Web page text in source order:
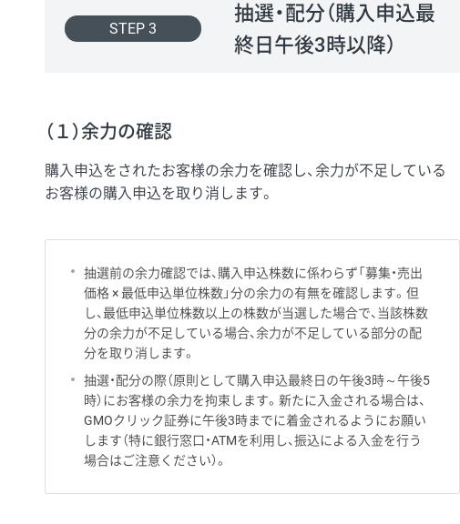
STEP 3
抽選・配分（購入申込最
終日午後3時以降）
（１）余力の確認
購入申込をされたお客様の余力を確認し、余力が不足している
お客様の購入申込を取り消します。
抽選前の余力確認では、購入申込株数に係わらず「募集・売出
価格 × 最低申込単位株数」分の余力の有無を確認します。但
し、最低申込単位株数以上の株数が当選した場合で、当該株数
分の余力が不足している場合、余力が不足している部分の配
分を取り消します。
抽選・配分の際（原則として購入申込最終日の午後3時～午後5
時）にお客様の余力を拘束します。新たに入金される場合は、
GMOクリック証券に午後3時までに着金されるようにお願い
します（特に銀行窓口・ATMを利用し、振込による入金を行う
場合はご注意ください）。